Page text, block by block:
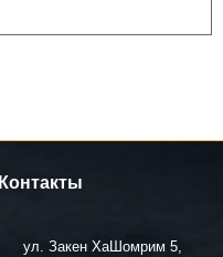
Контакты
ул. Закен ХаШомрим 5,